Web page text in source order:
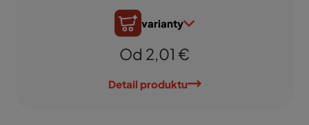
varianty
Od 2,01 €
Detail produktu